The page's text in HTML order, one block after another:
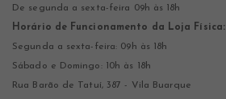
De segunda a sexta-feira 09h às 18h
Horário de Funcionamento da Loja Física:
Segunda a sexta-feira: 09h às 18h
Sábado e Domingo: 10h às 18h
Rua Barão de Tatuí, 387 - Vila Buarque